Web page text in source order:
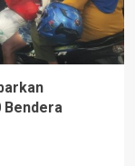
Bendera